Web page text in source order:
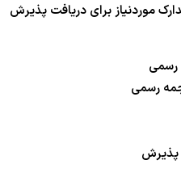
معدل 12 باشید. مدارک موردنیاز برای دریافت پذیرش
رسمی
رسمی
پذیرش